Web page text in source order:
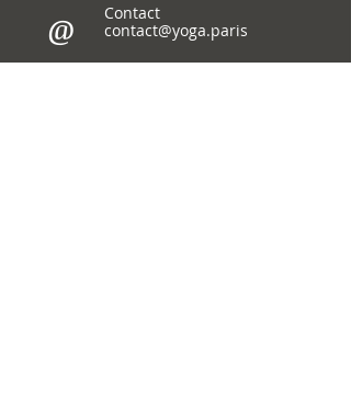
@
Contact
contact@yoga.paris